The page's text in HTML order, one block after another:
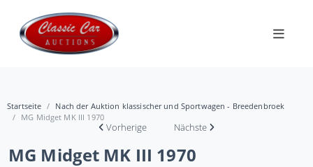
Startseite
Nach der Auktion klassischer und Sportwagen - Breedenbroek
MG Midget MK III 1970
Vorherige Nächste
MG Midget MK III 1970